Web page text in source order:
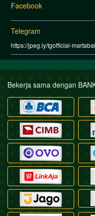
Facebook
Telegram
https://jpeg.ly/tgofficial-
Bekerja sama dengan